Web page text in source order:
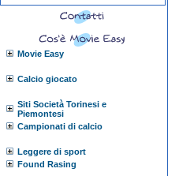
Movie Easy
Calcio giocato
Siti Società Torinesi e
Piemontesi
Campionati di calcio
Leggere di sport
Found Rasing